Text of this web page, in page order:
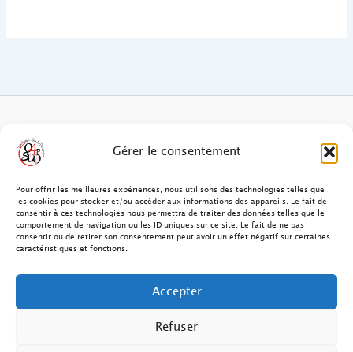
Gérer le consentement
Pour offrir les meilleures expériences, nous utilisons des technologies telles que
les cookies pour stocker et/ou accéder aux informations des appareils. Le fait de
consentir à ces technologies nous permettra de traiter des données telles que le
comportement de navigation ou les ID uniques sur ce site. Le fait de ne pas
consentir ou de retirer son consentement peut avoir un effet négatif sur certaines
caractéristiques et fonctions.
Accepter
Refuser
Contact
FAQ Ostéopathie Humaine
Mentions Légales